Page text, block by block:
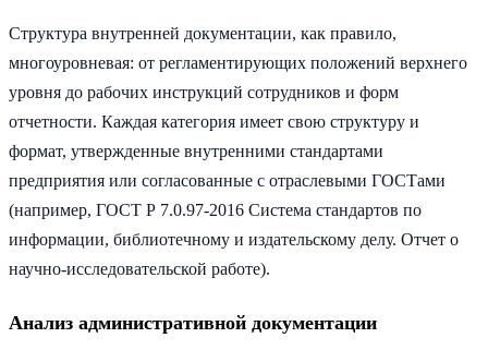
Структура внутренней документации, как правило,
многоуровневая: от регламентирующих положений верхнего
уровня до рабочих инструкций сотрудников и форм
отчетности. Каждая категория имеет свою структуру и
формат, утвержденные внутренними стандартами
предприятия или согласованные с отраслевыми ГОСТами
(например, ГОСТ Р 7.0.97-2016 Система стандартов по
информации, библиотечному и издательскому делу. Отчет о
научно-исследовательской работе).
Анализ административной документации